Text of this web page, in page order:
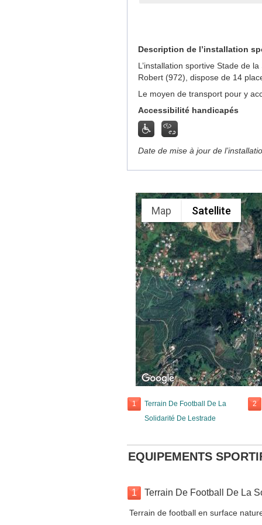
Description de l’installation
L’installation sportive Stade de
Robert (972), dispose de 14
Le moyen de transport pour y
Accessibilité handicapés
Date de mise à jour de
Map Satellite
1
Terrain De Football De La
Solidarité De Lestrade
2
EQUIPEMENTS
1 Terrain De Football De La
Terrain de football en surface